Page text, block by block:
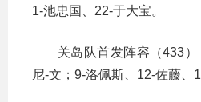
1-池忠国、22-于大宝。
关岛队首发阵容（433
尼-文；9-洛佩斯、12-佐藤、